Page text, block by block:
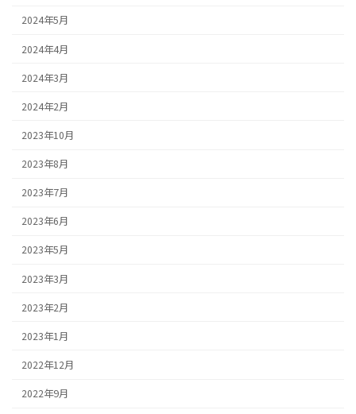
2024年5月
2024年4月
2024年3月
2024年2月
2023年10月
2023年8月
2023年7月
2023年6月
2023年5月
2023年3月
2023年2月
2023年1月
2022年12月
2022年9月